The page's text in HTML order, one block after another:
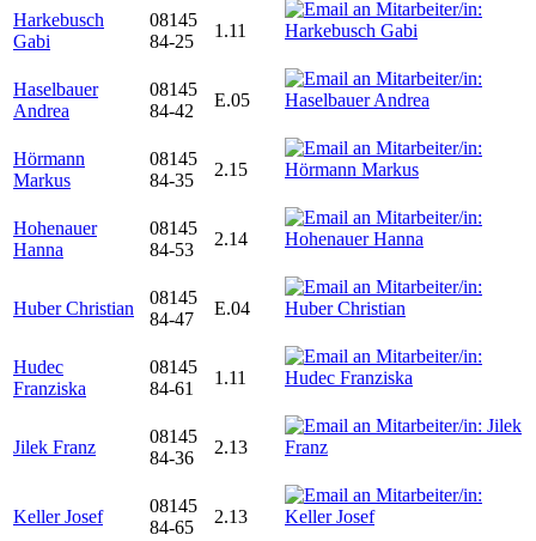
Harkebusch
Gabi
08145
84-25
1.11
Haselbauer
Andrea
08145
84-42
E.05
Hörmann
Markus
08145
84-35
2.15
Hohenauer
Hanna
08145
84-53
2.14
Huber Christian
08145
84-47
E.04
Hudec
Franziska
08145
84-61
1.11
Jilek Franz
08145
84-36
2.13
Keller Josef
08145
84-65
2.13